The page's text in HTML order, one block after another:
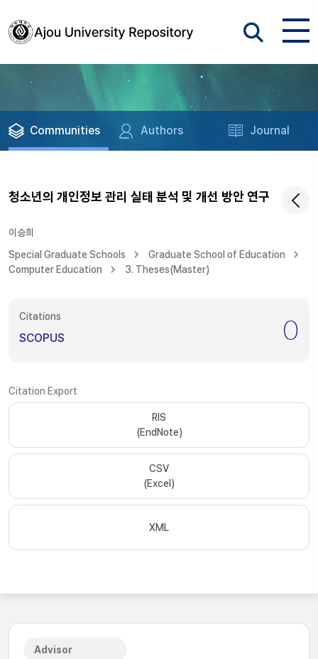
Communities Authors Journal
청소년의 개인정보 관리 실태 분석 및 개선 방안 연구
이승희
Special Graduate Schools
Graduate School of Education
Computer Education
3. Theses(Master)
Citations
SCOPUS 0
Citation Export
RIS
(EndNote)
CSV
(Excel)
XML
Advisor